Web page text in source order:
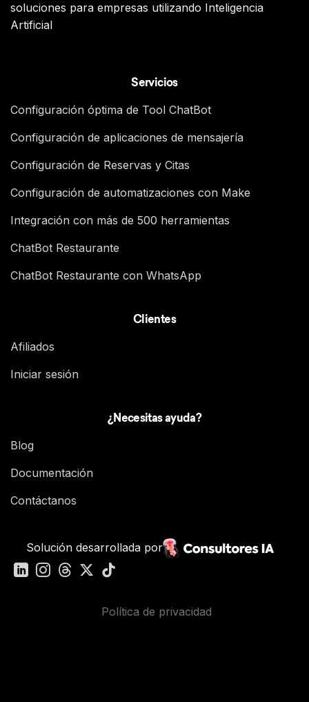
soluciones para empresas utilizando Inteligencia
Artificial
Servicios
Configuración óptima de Tool ChatBot
Configuración de aplicaciones de mensajería
Configuración de Reservas y Citas
Configuración de automatizaciones con Make
Integración con más de 500 herramientas
ChatBot Restaurante
ChatBot Restaurante con WhatsApp
Clientes
Afiliados
Iniciar sesión
¿Necesitas ayuda?
Blog
Documentación
Contáctanos
Solución desarrollada por
Política de privacidad